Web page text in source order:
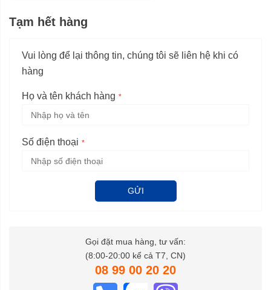
làm biến dạng ốc vít
từng chi tiết riêng, giúp dễ dàng bảo quản và di chuyển
Tạm hết hàng
Vui lòng để lại thông tin, chúng tôi sẽ liên hệ khi có
hàng
Họ và tên khách hàng
Số điện thoại
GỬI
Gọi đặt mua hàng, tư vấn:
(8:00-20:00 kể cả T7, CN)
08 99 00 20 20